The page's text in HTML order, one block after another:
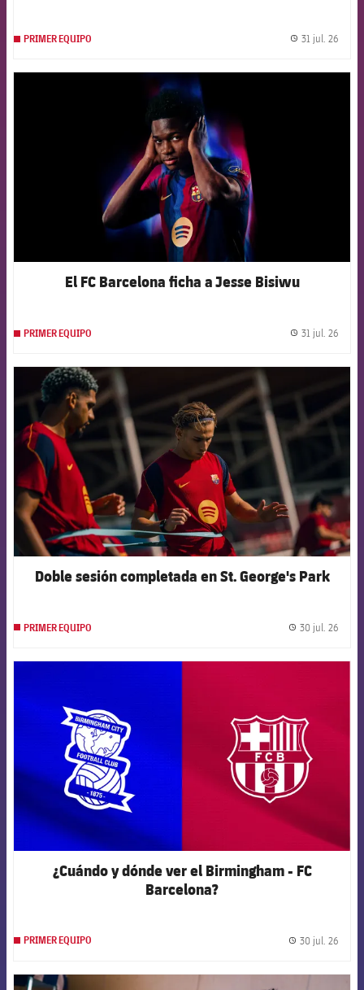
PRIMER EQUIPO 31 jul. 26
FCB Barcelona badge
El FC Barcelona ficha a Jesse Bisiwu
PRIMER EQUIPO 31 jul. 26
FCB Barcelona badge
Doble sesión completada en St. George's Park
PRIMER EQUIPO 30 jul. 26
¿Cuándo y dónde ver el Birmingham - FC
Barcelona?
PRIMER EQUIPO 30 jul. 26